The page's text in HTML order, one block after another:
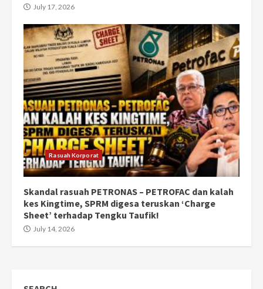
July 17, 2026
Rasuah Korporat
Skandal rasuah PETRONAS – PETROFAC dan kalah
kes Kingtime, SPRM digesa teruskan ‘Charge
Sheet’ terhadap Tengku Taufik!
July 14, 2026